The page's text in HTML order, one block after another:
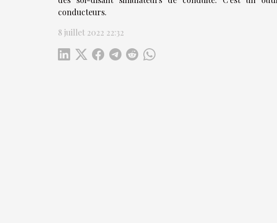
conducteurs.
8 juillet 2022 22:32